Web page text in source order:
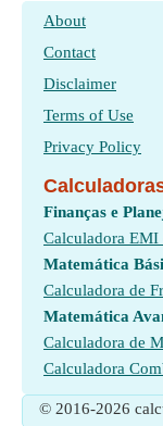
About
Contact
Disclaimer
Terms of Use
Privacy Policy
Finanças e
Calculadora EMI
Matemática
Calculadora de
Matemática
Calculadora de
Calculadora
© 2016-2026